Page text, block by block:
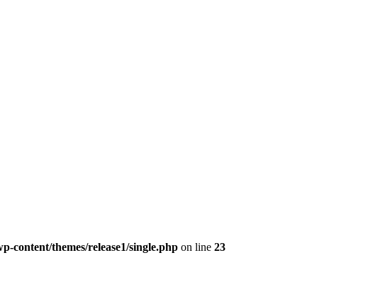
content/themes/release1/single.php on line 23